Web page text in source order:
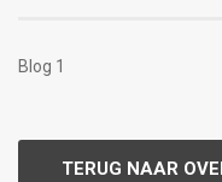
Blog 1
TERUG NAAR